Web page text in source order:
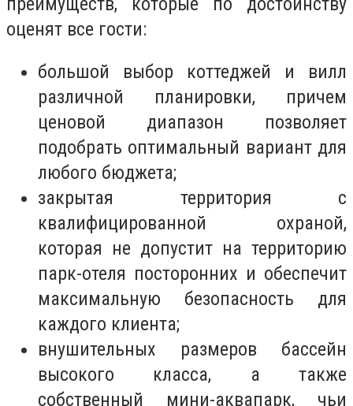
оценят все гости:
большой выбор коттеджей и вилл
различной планировки, причем
ценовой диапазон позволяет
подобрать оптимальный вариант для
любого бюджета;
закрытая территория с
квалифицированной охраной,
которая не допустит на территорию
парк-отеля посторонних и обеспечит
максимальную безопасность для
каждого клиента;
внушительных размеров бассейн
высокого класса, а также
собственный мини-аквапарк, чьи